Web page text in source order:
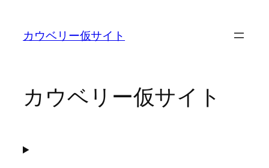
カウベリー仮サイト
カウベリー仮サイト